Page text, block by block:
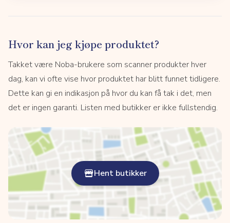
Hvor kan jeg kjøpe produktet?
Takket være Noba-brukere som scanner produkter hver
dag, kan vi ofte vise hvor produktet har blitt funnet tidligere.
Dette kan gi en indikasjon på hvor du kan få tak i det, men
det er ingen garanti. Listen med butikker er ikke fullstendig.
Hent butikker